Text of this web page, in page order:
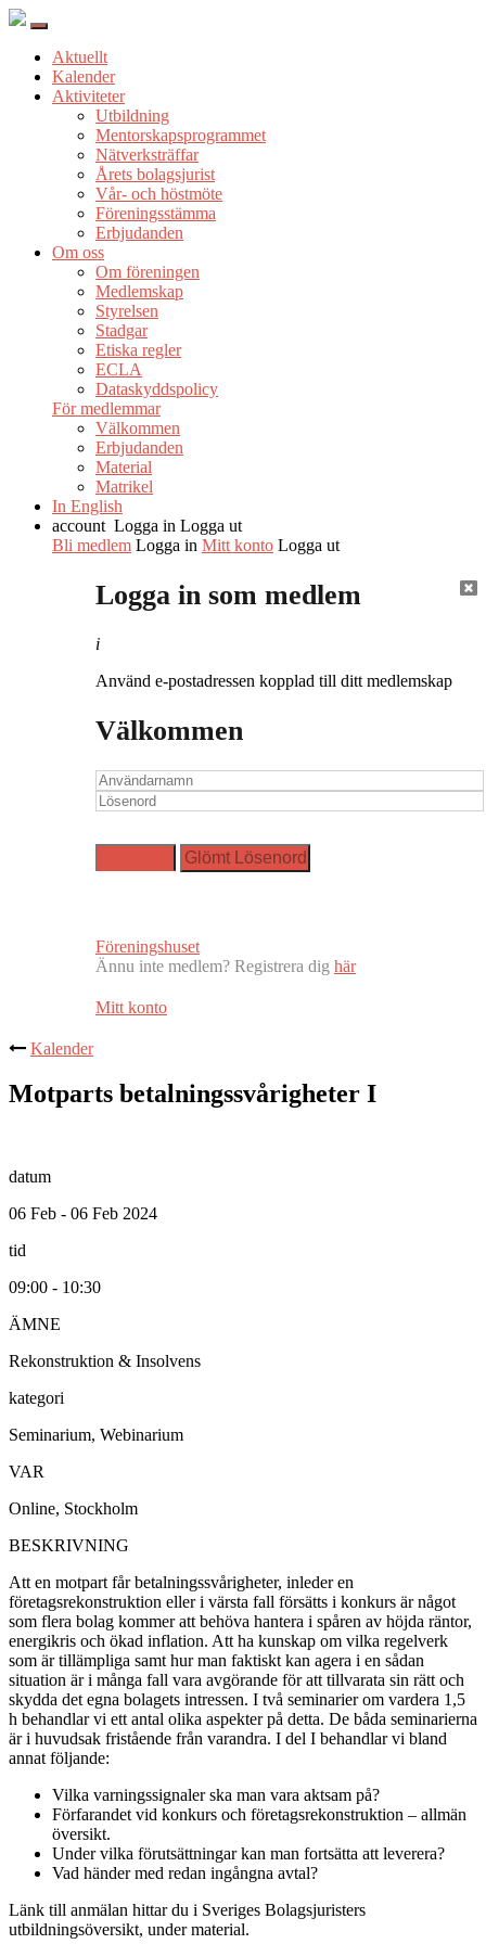
Aktuellt
Kalender
Aktiviteter
Utbildning
Mentorskapsprogrammet
Nätverksträffar
Årets bolagsjurist
Vår- och höstmöte
Föreningsstämma
Erbjudanden
Om oss
Om föreningen
Medlemskap
Styrelsen
Stadgar
Etiska regler
ECLA
Dataskyddspolicy
För medlemmar
Välkommen
Erbjudanden
Material
Matrikel
In English
account Logga in Logga ut
Bli medlem Logga in Mitt konto Logga ut
Logga in som medlem
i
Använd e-postadressen kopplad till ditt medlemskap
Välkommen
Föreningshuset
Ännu inte medlem? Registrera dig här
Mitt konto
Kalender
Motparts betalningssvårigheter I
datum
06 Feb - 06 Feb 2024
tid
09:00 - 10:30
ÄMNE
Rekonstruktion & Insolvens
kategori
Seminarium, Webinarium
VAR
Online, Stockholm
BESKRIVNING
Att en motpart får betalningssvårigheter, inleder en
företagsrekonstruktion eller i värsta fall försätts i konkurs är något
som flera bolag kommer att behöva hantera i spåren av höjda räntor,
energikris och ökad inflation. Att ha kunskap om vilka regelverk
som är tillämpliga samt hur man faktiskt kan agera i en sådan
situation är i många fall vara avgörande för att tillvarata sin rätt och
skydda det egna bolagets intressen. I två seminarier om vardera 1,5
h behandlar vi ett antal olika aspekter på detta. De båda seminarierna
är i huvudsak fristående från varandra. I del I behandlar vi bland
annat följande:
Vilka varningssignaler ska man vara aktsam på?
Förfarandet vid konkurs och företagsrekonstruktion – allmän
översikt.
Under vilka förutsättningar kan man fortsätta att leverera?
Vad händer med redan ingångna avtal?
Länk till anmälan hittar du i Sveriges Bolagsjuristers
utbildningsöversikt, under material.